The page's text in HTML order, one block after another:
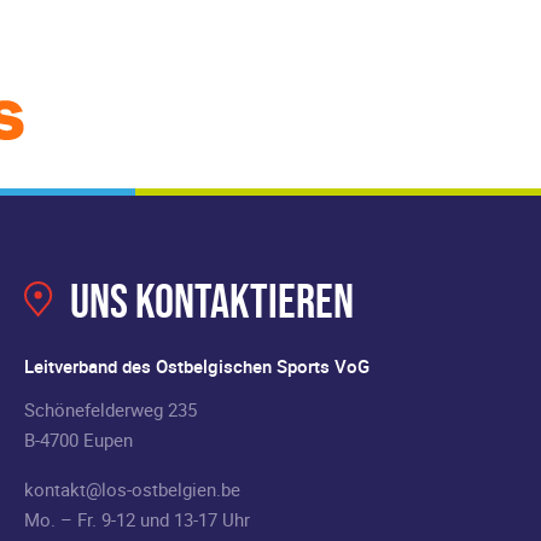
Uns kontaktieren
Leitverband des Ostbelgischen Sports VoG
Schönefelderweg 235
B-4700 Eupen
kontakt@los-ostbelgien.be
Mo. – Fr. 9-12 und 13-17 Uhr